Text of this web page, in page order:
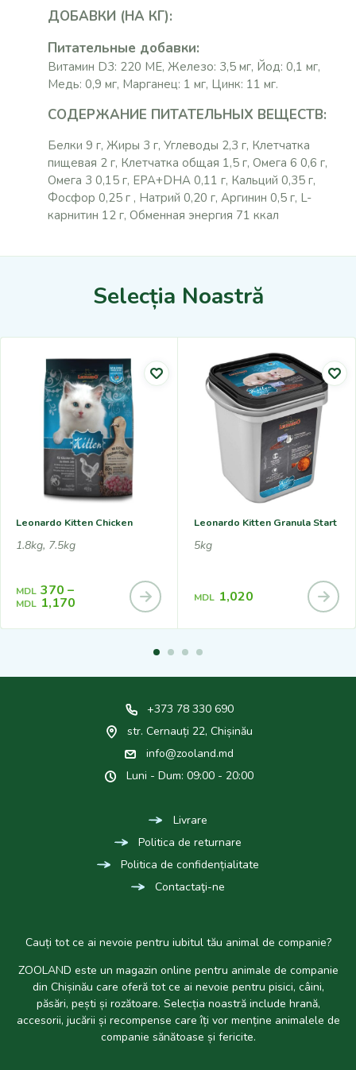
ДОБАВКИ (НА КГ):
Питательные добавки:
Витамин D3: 220 МЕ, Железо: 3,5 мг, Йод: 0,1 мг,
Медь: 0,9 мг, Марганец: 1 мг, Цинк: 11 мг.
СОДЕРЖАНИЕ ПИТАТЕЛЬНЫХ ВЕЩЕСТВ:
Белки 9 г, Жиры 3 г, Углеводы 2,3 г, Клетчатка
пищевая 2 г, Клетчатка общая 1,5 г, Омега 6 0,6 г,
Омега 3 0,15 г, EPA+DHA 0,11 г, Кальций 0,35 г,
Фосфор 0,25 г , Натрий 0,20 г, Аргинин 0,5 г, L-
карнитин 12 г, Обменная энергия 71 ккал
Selecția Noastră
Leonardo Kitten Chicken
1.8kg, 7.5kg
MDL 370 –
MDL 1,170
Leonardo Kitten Granula Start
5kg
MDL 1,020
+373 78 330 690
str. Cernauți 22, Chișinău
info@zooland.md
Luni - Dum: 09:00 - 20:00
Livrare
Politica de returnare
Politica de confidențialitate
Contactaţi-ne
Cauți tot ce ai nevoie pentru iubitul tău animal de companie?
ZOOLAND este un magazin online pentru animale de companie
din Chișinău care oferă tot ce ai nevoie pentru pisici, câini,
păsări, pești și rozătoare. Selecția noastră include hrană,
accesorii, jucării și recompense care îți vor menține animalele de
companie sănătoase și fericite.